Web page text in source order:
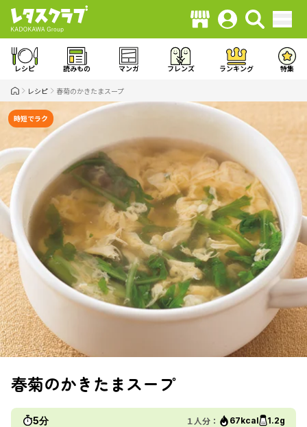
レシピ 読みもの マンガ フレンズ ランキング 特集
レシピ 春菊のかきたまスープ
時短でラク
春菊のかきたまスープ
5分 １人分： 67kcal 1.2g